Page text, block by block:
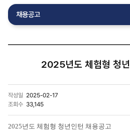
채용공고
2025년도 체험형 청
작성일 2025-02-17
조회수 33,145
2025년도 체험형 청년인턴 채용공고